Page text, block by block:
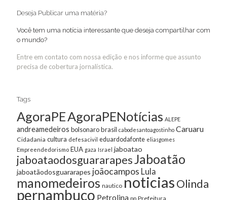
Deseja Publicar uma matéria?
Você tem uma notícia interessante que deseja compartilhar com
o mundo?
Entre em contato com nossa edição e nos informe que assunto
precisa de cobertura jornalística.
Tags
AgoraPEAgoraPENotícias ALEPE
andreamedeiros bolsonarobrasil cabodesantoagostinho Caruaru
Cidadania cultura defesacivil eduardodafonte eliasgomes
Empreendedorismo EUA gaza Israel jaboatao
jaboataodosguararapesJaboatão
jaboatãodosguararapes joãocampos Lula
manomedeiros nautico noticiasOlinda
pernambuco Petrolina pp Prefeitura